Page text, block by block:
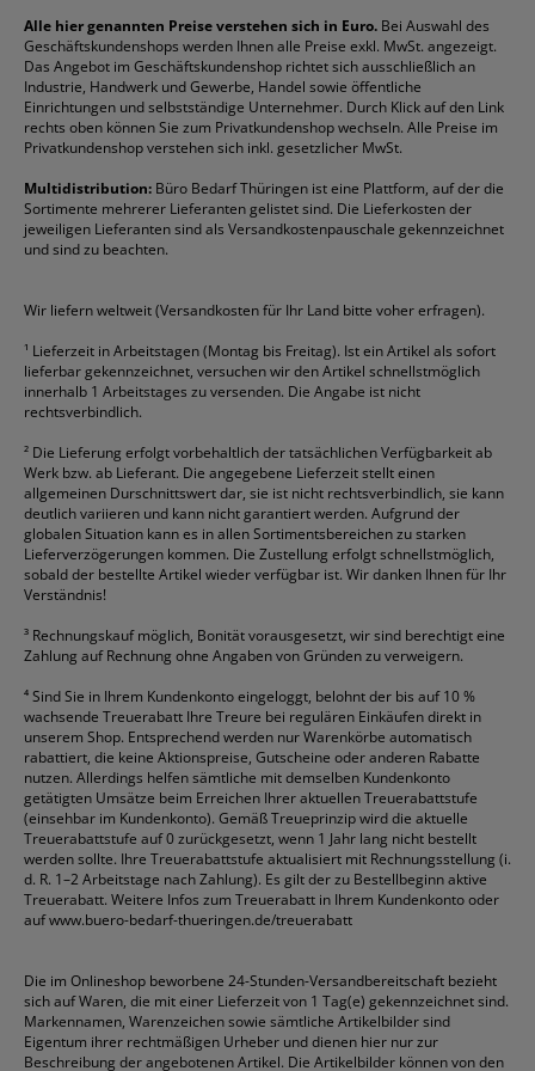
Reklamation / Retouren
Vertrag widerrufen (Privatkunden)
Rabatte & Aktionen
Briefumschläge
Druckerpatronen
Etiketten
Fineliner
Folienschreiber
Formulare
Gelschreiber
Geschäftsbücher
Klemmmappen
Kopierpapier
Korrekturmittel
Kugelschreiber
Mappen
Ordner
Packband
Permanentmarker
Taschenrechner
Textmarker
Tintenroller
Tintenpatronen
Toilettenpapier
Toner
Versandmaterial
Versandtaschen
Durable
DYMO
Edding
Esselte
Faber-Castell
Fellowes
Franken
Fripa
HP
Pentel
Pelikan
Pilot
Pritt
Schneider
Stabilo
Staedtler
alle Marken anzeigen
Alle hier genannten Preise verstehen sich in Euro. Bei Auswahl des
Geschäftskundenshops werden Ihnen alle Preise exkl. MwSt. angezeigt.
Das Angebot im Geschäftskundenshop richtet sich ausschließlich an
Industrie, Handwerk und Gewerbe, Handel sowie öffentliche
Einrichtungen und selbstständige Unternehmer. Durch Klick auf den Link
rechts oben können Sie zum Privatkundenshop wechseln. Alle Preise im
Privatkundenshop verstehen sich inkl. gesetzlicher MwSt.
Multidistribution: Büro Bedarf Thüringen ist eine Plattform, auf der die
Sortimente mehrerer Lieferanten gelistet sind. Die Lieferkosten der
jeweiligen Lieferanten sind als Versandkostenpauschale gekennzeichnet
und sind zu beachten.
Wir liefern weltweit (Versandkosten für Ihr Land bitte voher erfragen).
¹ Lieferzeit in Arbeitstagen (Montag bis Freitag). Ist ein Artikel als sofort
lieferbar gekennzeichnet, versuchen wir den Artikel schnellstmöglich
innerhalb 1 Arbeitstages zu versenden. Die Angabe ist nicht
rechtsverbindlich.
² Die Lieferung erfolgt vorbehaltlich der tatsächlichen Verfügbarkeit ab
Werk bzw. ab Lieferant. Die angegebene Lieferzeit stellt einen
allgemeinen Durschnittswert dar, sie ist nicht rechtsverbindlich, sie kann
deutlich variieren und kann nicht garantiert werden. Aufgrund der
globalen Situation kann es in allen Sortimentsbereichen zu starken
Lieferverzögerungen kommen. Die Zustellung erfolgt schnellstmöglich,
sobald der bestellte Artikel wieder verfügbar ist. Wir danken Ihnen für Ihr
Verständnis!
³ Rechnungskauf möglich, Bonität vorausgesetzt, wir sind berechtigt eine
Zahlung auf Rechnung ohne Angaben von Gründen zu verweigern.
⁴Sind Sie in Ihrem Kundenkonto eingeloggt, belohnt der bis auf 10 %
wachsende Treuerabatt Ihre Treure bei regulären Einkäufen direkt in
unserem Shop. Entsprechend werden nur Warenkörbe automatisch
rabattiert, die keine Aktionspreise, Gutscheine oder anderen Rabatte
nutzen. Allerdings helfen sämtliche mit demselben Kundenkonto
getätigten Umsätze beim Erreichen Ihrer aktuellen Treuerabattstufe
(einsehbar im Kundenkonto). Gemäß Treueprinzip wird die aktuelle
Treuerabattstufe auf 0 zurückgesetzt, wenn 1 Jahr lang nicht bestellt
werden sollte. Ihre Treuerabattstufe aktualisiert mit Rechnungsstellung (i.
d. R. 1–2 Arbeitstage nach Zahlung). Es gilt der zu Bestellbeginn aktive
Treuerabatt. Weitere Infos zum Treuerabatt in Ihrem Kundenkonto oder
aufwww.buero-bedarf-thueringen.de/treuerabatt
Die im Onlineshop beworbene 24-Stunden-Versandbereitschaft bezieht
sich auf Waren, die mit einer Lieferzeit von 1 Tag(e) gekennzeichnet sind.
Markennamen, Warenzeichen sowie sämtliche Artikelbilder sind
Eigentum ihrer rechtmäßigen Urheber und dienen hier nur zur
Beschreibung der angebotenen Artikel. Die Artikelbilder können von den